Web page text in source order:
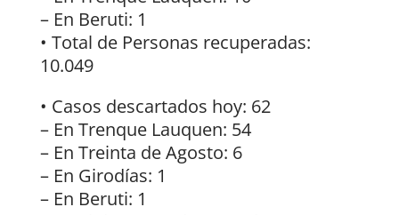
– En Beruti: 1
• Total de Personas recuperadas:
10.049
• Casos descartados hoy: 62
– En Trenque Lauquen: 54
– En Treinta de Agosto: 6
– En Girodías: 1
– En Beruti: 1